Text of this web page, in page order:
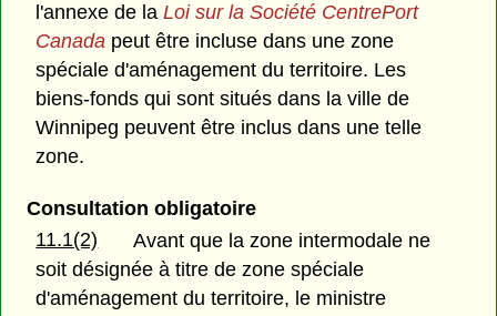
l'annexe de laLoi sur la Société CentrePort
Canada peut être incluse dans une zone
spéciale d'aménagement du territoire. Les
biens-fonds qui sont situés dans la ville de
Winnipeg peuvent être inclus dans une telle
zone.
Consultation obligatoire
11.1(2)
Avant que la zone intermodale ne
soit désignée à titre de zone spéciale
d'aménagement du territoire, le ministre